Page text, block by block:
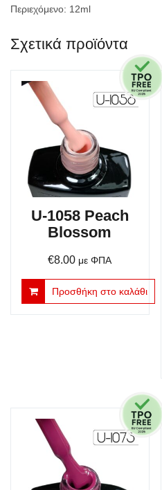
Περιεχόμενο: 12ml
Σχετικά προϊόντα
U-1058 Peach
Blossom
€8.00 με ΦΠΑ
Προσθήκη στο καλάθι